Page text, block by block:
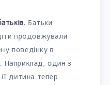
. Батьки
продовжували
поведінку в
Наприклад, один з
дитина тепер